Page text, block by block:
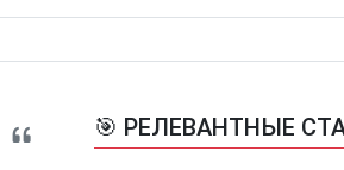
🎯 РЕЛЕВАНТНЫЕ